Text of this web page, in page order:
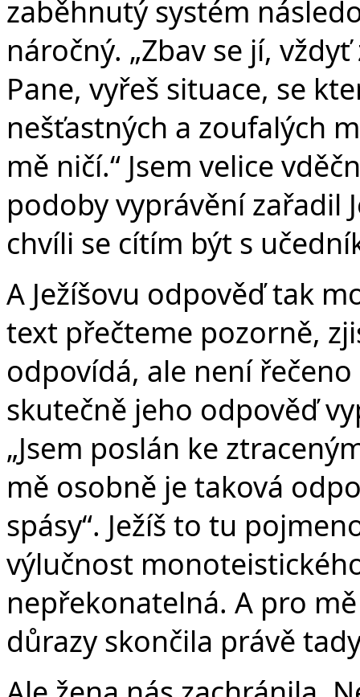
zaběhnutý systém
náročný. „Zbav se jí,
Pane, vyřeš situace, se
nešťastných a zoufalých
mě ničí.“ Jsem velice
podoby vyprávění zařadil
chvíli se cítím být s
A Ježíšovu odpověď tak
text přečteme pozorně,
odpovídá, ale není
skutečně jeho odpověď
„Jsem poslán ke
mě osobně je taková
spásy“. Ježíš to tu
výlučnost
nepřekonatelná. A pro
důrazy skončila právě